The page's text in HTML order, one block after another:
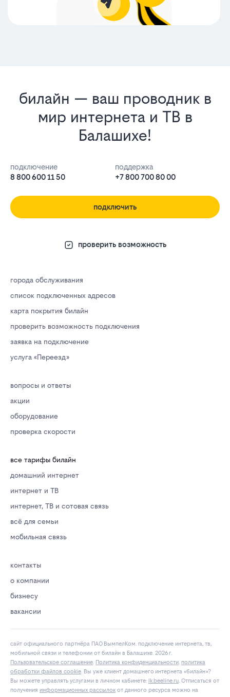
билайн — ваш проводник в
мир интернета и ТВ в
Балашихе!
подключение
8 800 600 11 50
поддержка
+7 800 700 80 00
подключить
проверить возможность
города обслуживания
список подключенных адресов
карта покрытия билайн
проверить возможность подключения
заявка на подключение
услуга «Переезд»
вопросы и ответы
акции
оборудование
проверка скорости
все тарифы билайн
домашний интернет
интернет и ТВ
интернет, ТВ и сотовая связь
всё для семьи
мобильная связь
контакты
о компании
бизнесу
вакансии
сайт официального партнёра ПАО ВымпелКом. подключение интернета, тв,
мобильной связи и телефонии от билайн в Балашихе. 2026 г.
Пользовательское соглашение. Политика конфиденциальности. политика
обработки файлов cookie. Вы уже клиент домашнего интернета «билайн»?
Вы можете управлять услугами в личнoм кaбинeтe: lk.bееlinе.ru. Отписаться от
получения информационных рассылок от данного ресурса можно на